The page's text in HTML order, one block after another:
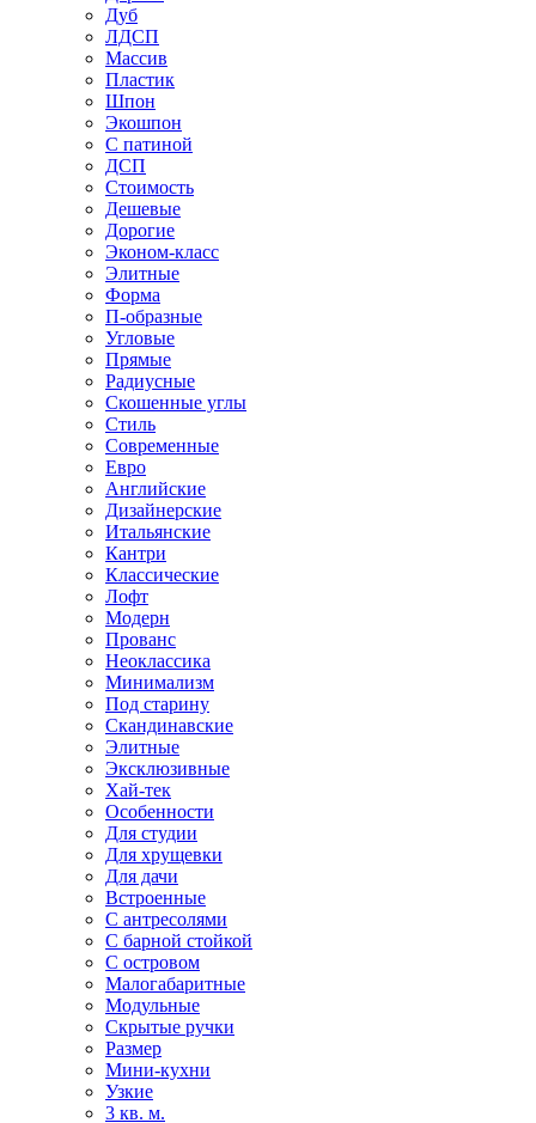
Дуб
ЛДСП
Массив
Пластик
Шпон
Экошпон
С патиной
ДСП
Стоимость
Дешевые
Дорогие
Эконом-класс
Элитные
Форма
П-образные
Угловые
Прямые
Радиусные
Скошенные углы
Стиль
Современные
Евро
Английские
Дизайнерские
Итальянские
Кантри
Классические
Лофт
Модерн
Прованс
Неоклассика
Минимализм
Под старину
Скандинавские
Элитные
Эксклюзивные
Хай-тек
Особенности
Для студии
Для хрущевки
Для дачи
Встроенные
С антресолями
С барной стойкой
С островом
Малогабаритные
Модульные
Скрытые ручки
Размер
Мини-кухни
Узкие
3 кв. м.